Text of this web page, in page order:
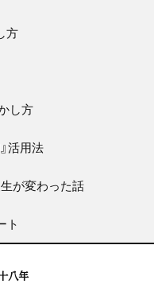
方
し方
活用法
が変わった話
ト
八年